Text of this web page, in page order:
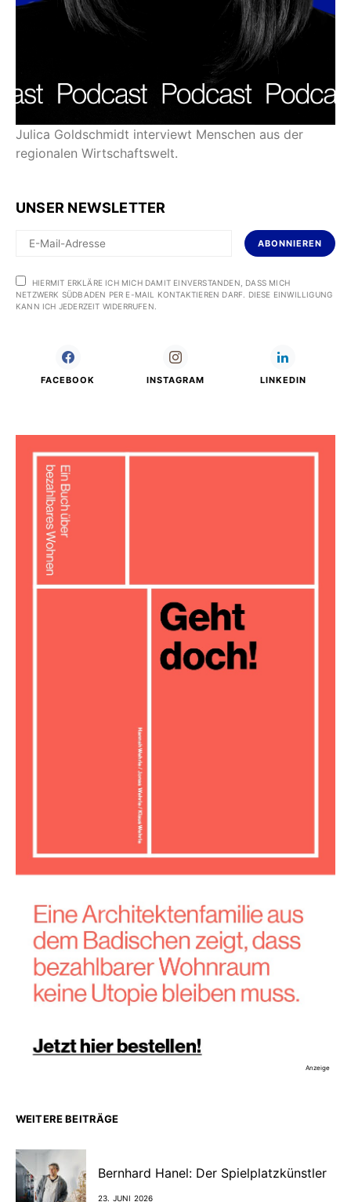
Julica Goldschmidt interviewt Menschen aus der
regionalen Wirtschaftswelt.
UNSER NEWSLETTER
ABONNIEREN
HIERMIT ERKLÄRE ICH MICH DAMIT EINVERSTANDEN, DASS MICH
NETZWERK SÜDBADEN PER E-MAIL KONTAKTIEREN DARF. DIESE EINWILLIGUNG
KANN ICH JEDERZEIT WIDERRUFEN.
FACEBOOK INSTAGRAM LINKEDIN
Anzeige
WEITERE BEITRÄGE
Bernhard Hanel: Der Spielplatzkünstler
23. JUNI 2026